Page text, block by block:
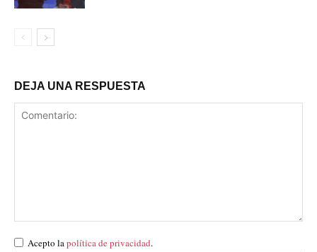
DEJA UNA RESPUESTA
Acepto la política de privacidad.